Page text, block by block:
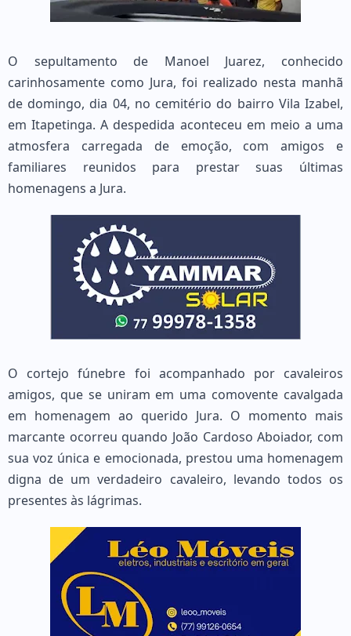
O sepultamento de Manoel Juarez, conhecido
carinhosamente como Jura, foi realizado nesta manhã
de domingo, dia 04, no cemitério do bairro Vila Izabel,
em Itapetinga. A despedida aconteceu em meio a uma
atmosfera carregada de emoção, com amigos e
familiares reunidos para prestar suas últimas
homenagens a Jura.
O cortejo fúnebre foi acompanhado por cavaleiros
amigos, que se uniram em uma comovente cavalgada
em homenagem ao querido Jura. O momento mais
marcante ocorreu quando João Cardoso Aboiador, com
sua voz única e emocionada, prestou uma homenagem
digna de um verdadeiro cavaleiro, levando todos os
presentes às lágrimas.